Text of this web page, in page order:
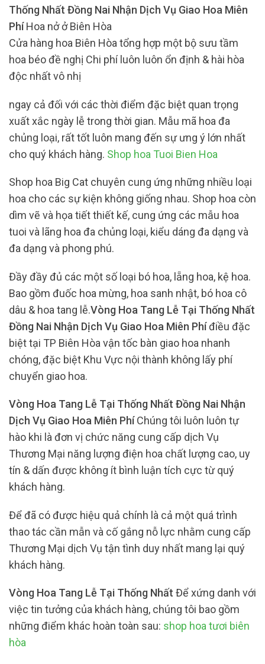
Thống Nhất Đồng Nai Nhận Dịch Vụ Giao Hoa Miên
PhíHoa nở ở Biên Hòa
Cửa hàng hoa Biên Hòa tổng hợp một bộ sưu tầm
hoa béo đề nghị Chi phí luôn luôn ổn định & hài hòa
độc nhất vô nhị
ngay cả đối với các thời điểm đặc biệt quan trọng
xuất xắc ngày lễ trong thời gian. Mẫu mã hoa đa
chủng loại, rất tốt luôn mang đến sự ưng ý lớn nhất
cho quý khách hàng. Shop hoa Tuoi Bien Hoa
Shop hoa Big Cat chuyên cung ứng những nhiều loại
hoa cho các sự kiện không giống nhau. Shop hoa còn
dìm vẽ và họa tiết thiết kế, cung ứng các mẫu hoa
tuoi và lãng hoa đa chủng loại, kiểu dáng đa dạng và
đa dạng và phong phú.
Đầy đầy đủ các một số loại bó hoa, lẵng hoa, kệ hoa.
Bao gồm đuốc hoa mừng, hoa sanh nhật, bó hoa cô
dâu & hoa tang lễ.Vòng Hoa Tang Lễ Tại Thống Nhất
Đồng Nai Nhận Dịch Vụ Giao Hoa Miên Phíđiều đặc
biệt tại TP Biên Hòa vận tốc bàn giao hoa nhanh
chóng, đặc biệt Khu Vực nội thành không lấy phí
chuyển giao hoa.
Vòng Hoa Tang Lễ Tại Thống Nhất Đồng Nai Nhận
Dịch Vụ Giao Hoa Miên PhíChúng tôi luôn luôn tự
hào khi là đơn vị chức năng cung cấp dịch Vụ
Thương Mại năng lượng điện hoa chất lượng cao, uy
tín & dấn được không ít bình luận tích cực từ quý
khách hàng.
Để đã có được hiệu quả chính là cả một quá trình
thao tác cần mẫn và cố gắng nỗ lực nhằm cung cấp
Thương Mại dịch Vụ tận tình duy nhất mang lại quý
khách hàng.
Vòng Hoa Tang Lễ Tại Thống Nhất Để xứng danh với
việc tin tưởng của khách hàng, chúng tôi bao gồm
những điểm khác hoàn toàn sau: shop hoa tươi biên
hòa